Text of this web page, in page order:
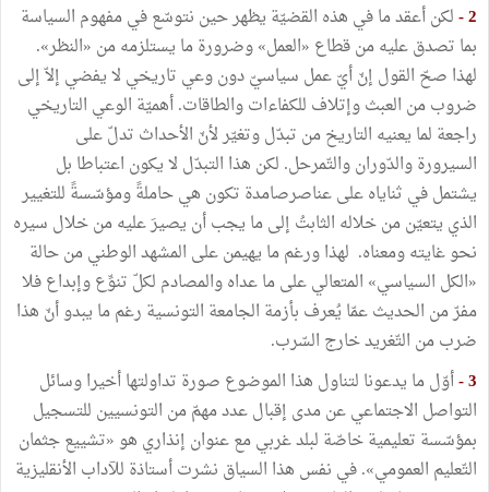
2 - لكن أعقد ما في هذه القضيّة يظهر حين نتوسّع في مفهوم السياسة
بما تصدق عليه من قطاع «العمل» وضرورة ما يستلزمه من «النظر».
لهذا صحّ القول إنّ أيّ عمل سياسيّ دون وعي تاريخي لا يفضي إلاّ إلى
ضروب من العبث وإتلاف للكفاءات والطاقات. أهميّة الوعي التاريخي
راجعة لما يعنيه التاريخ من تبدّل وتغيّر لأنّ الأحداث تدلّ على
السيرورة والدّوران والتّمرحل. لكن هذا التبدّل لا يكون اعتباطا بل
يشتمل في ثناياه على عناصرصامدة تكون هي حاملةً ومؤسّسةً للتغيير
الذي يتعيّن من خلاله الثابتُ إلى ما يجب أن يصيرَ عليه من خلال سيره
نحو غايته ومعناه. لهذا ورغم ما يهيمن على المشهد الوطني من حالة
«الكل السياسي» المتعالي على ما عداه والمصادم لكلّ تنوِّع وإبداع فلا
مفرّ من الحديث عمّا يُعرف بأزمة الجامعة التونسية رغم ما يبدو أنّ هذا
ضرب من التّغريد خارج السّرب.
3 - أوّل ما يدعونا لتناول هذا الموضوع صورة تداولتها أخيرا وسائل
التواصل الاجتماعي عن مدى إقبال عدد مهمّ من التونسيين للتسجيل
بمؤسّسة تعليمية خاصّة لبلد غربي مع عنوان إنذاري هو «تشييع جثمان
التّعليم العمومي». في نفس هذا السياق نشرت أستاذة للآداب الأنقليزية